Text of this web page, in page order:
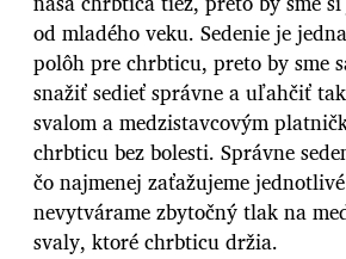
od mladého veku. Sedenie je
polôh pre chrbticu, preto by sme
snažiť sedieť správne a uľahčiť
svalom a medzistavcovým
chrbticu bez bolesti. Správne
čo najmenej zaťažujeme
nevytvárame zbytočný tlak na
svaly, ktoré chrbticu držia.